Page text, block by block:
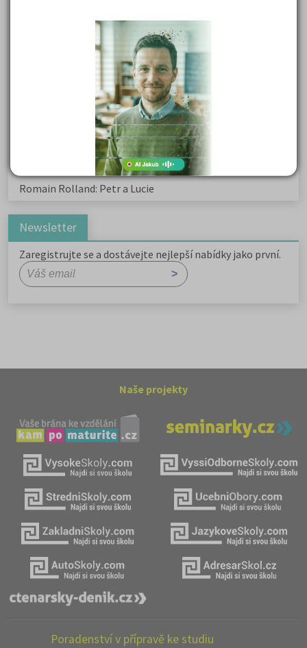
Kritika hry M. L. King v Salesiánském divadle
Důležité reakce organických sloučenin a jejich význam
Zákonitosti v elektronové struktuře
Základní charakteristiky obyvatelstva a geografie sídel
Karel Hynek Mácha: Máj
Karel Havlíček Borovský: Tyrolské elegie
Romain Rolland: Petr a Lucie
Newsletter
Zaregistrujte se a dostávejte nejlepší nabídky jako první.
Naše projekty
Poradenství v přípravě ke studiu